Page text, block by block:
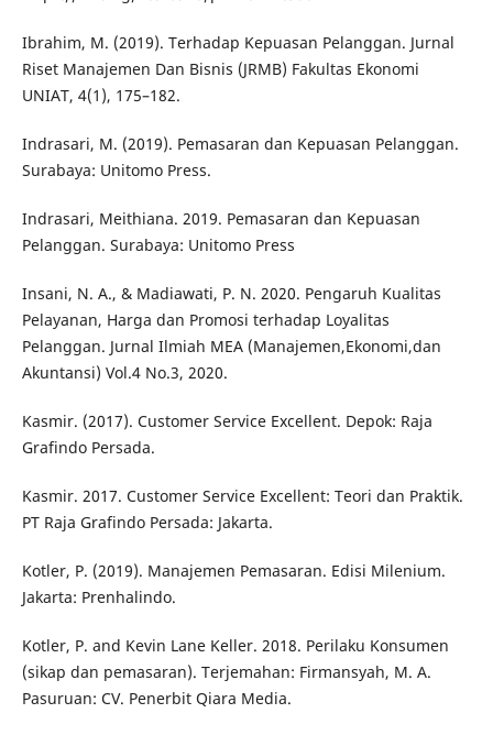
Ibrahim, M. (2019). Terhadap Kepuasan Pelanggan. Jurnal
Riset Manajemen Dan Bisnis (JRMB) Fakultas Ekonomi
UNIAT, 4(1), 175–182.
Indrasari, M. (2019). Pemasaran dan Kepuasan Pelanggan.
Surabaya: Unitomo Press.
Indrasari, Meithiana. 2019. Pemasaran dan Kepuasan
Pelanggan. Surabaya: Unitomo Press
Insani, N. A., & Madiawati, P. N. 2020. Pengaruh Kualitas
Pelayanan, Harga dan Promosi terhadap Loyalitas
Pelanggan. Jurnal Ilmiah MEA (Manajemen,Ekonomi,dan
Akuntansi) Vol.4 No.3, 2020.
Kasmir. (2017). Customer Service Excellent. Depok: Raja
Grafindo Persada.
Kasmir. 2017. Customer Service Excellent: Teori dan Praktik.
PT Raja Grafindo Persada: Jakarta.
Kotler, P. (2019). Manajemen Pemasaran. Edisi Milenium.
Jakarta: Prenhalindo.
Kotler, P. and Kevin Lane Keller. 2018. Perilaku Konsumen
(sikap dan pemasaran). Terjemahan: Firmansyah, M. A.
Pasuruan: CV. Penerbit Qiara Media.